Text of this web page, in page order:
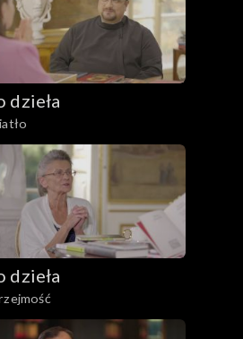
dzieła
dzieła